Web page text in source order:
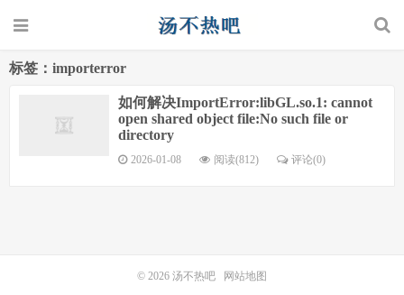
标签：importerror
如何解决ImportError:libGL.so.1: cannot
open shared object file:No such file or
directory
2026-01-08 阅读(812) 评论(0)
© 2026 汤不热吧 网站地图